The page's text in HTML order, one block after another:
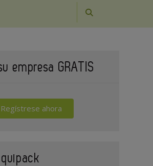
empresa GRATIS
Regístrese ahora